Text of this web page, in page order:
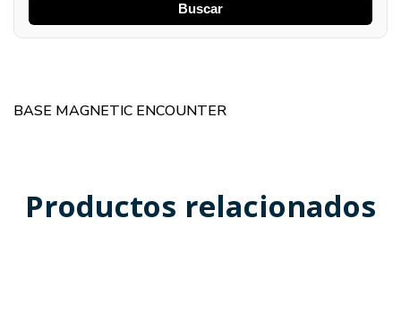
Buscar
BASE MAGNETIC ENCOUNTER
Productos relacionados